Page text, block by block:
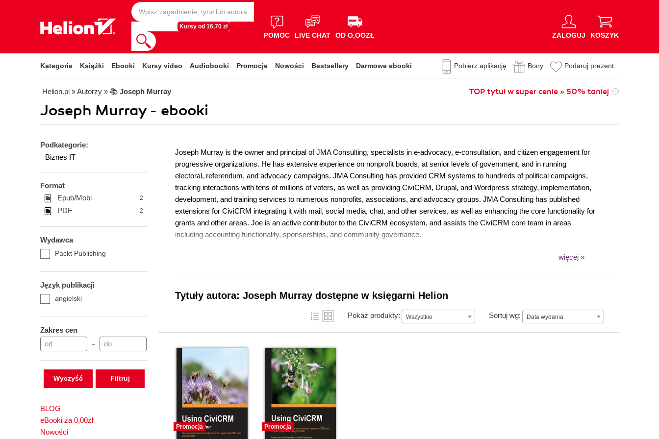
Kursy od 16,70 zł
POMOC LIVE CHAT OD O,OOZŁ ZALOGUJ KOSZYK
Kategorie Książki Ebooki Kursy video Audiobooki Promocje Nowości Bestsellery Darmowe ebooki Pobierz aplikację Bony Podaruj prezent
Helion.pl » Autorzy » 📚 Joseph Murray TOP tytuł w super cenie » 50% taniej
Joseph Murray - ebooki
Podkategorie:
Biznes IT
Format
Epub/Mobi
2
PDF 2
Wydawca
Packt Publishing
Język publikacji
angielski
Zakres cen
–
Wyczyść
BLOG
eBooki za 0,00zł
Nowości
Joseph Murray is the owner and principal of JMA Consulting, specialists in e-advocacy, e-consultation, and citizen engagement for
progressive organizations. He has extensive experience on nonprofit boards, at senior levels of government, and in running
electoral, referendum, and advocacy campaigns. JMA Consulting has provided CRM systems to hundreds of political campaigns,
tracking interactions with tens of millions of voters, as well as providing CiviCRM, Drupal, and Wordpress strategy, implementation,
development, and training services to numerous nonprofits, associations, and advocacy groups. JMA Consulting has published
extensions for CiviCRM integrating it with mail, social media, chat, and other services, as well as enhancing the core functionality for
grants and other areas. Joe is an active contributor to the CiviCRM ecosystem, and assists the CiviCRM core team in areas
including accounting functionality, sponsorships, and community governance.
więcej »
Tytuły autora: Joseph Murray dostępne w księgarni Helion
Pokaż produkty: Wszystkie Sortuj wg: Data wydania
Data wydania
Promocja Promocja